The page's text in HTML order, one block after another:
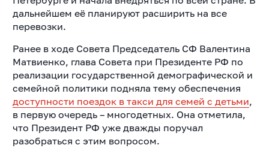
дальнейшем её планируют расширить на все
перевозки.
Ранее в ходе Совета Председатель СФ Валентина
Матвиенко, глава Совета при Президенте РФ по
реализации государственной демографической и
семейной политики подняла тему обеспечения
доступности поездок в такси для семей с детьми,
в первую очередь – многодетных. Она отметила,
что Президент РФ уже дважды поручал
разобраться с этим вопросом.